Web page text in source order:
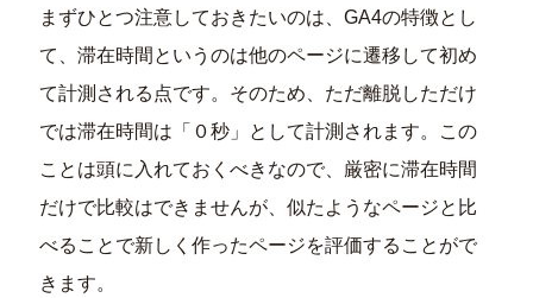
まずひとつ注意しておきたいのは、GA4の特徴とし
て、滞在時間というのは他のページに遷移して初め
て計測される点です。そのため、ただ離脱しただけ
では滞在時間は「０秒」として計測されます。この
ことは頭に入れておくべきなので、厳密に滞在時間
だけで比較はできませんが、似たようなページと比
べることで新しく作ったページを評価することがで
きます。